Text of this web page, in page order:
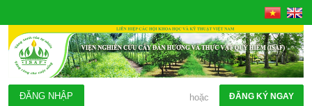
ĐĂNG KÝ NGAY
hoặc
ĐĂNG NHẬP